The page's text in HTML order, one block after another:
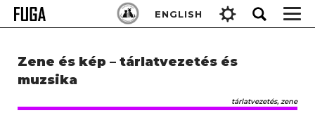
Skip
ENGLISH
Keresés:
Zene és kép – tárlatvezetés és
muzsika
tárlatvezetés, zene